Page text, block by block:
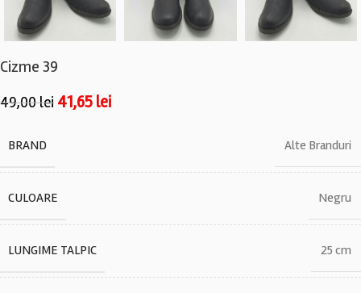
Cizme 39
49,00lei 41,65 lei
BRAND Alte Branduri
CULOARE Negru
LUNGIME TALPIC 25 cm